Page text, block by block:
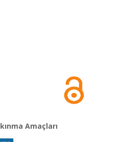
Amaçları